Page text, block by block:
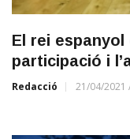
El rei
participació i
Redacció 21/04/2021